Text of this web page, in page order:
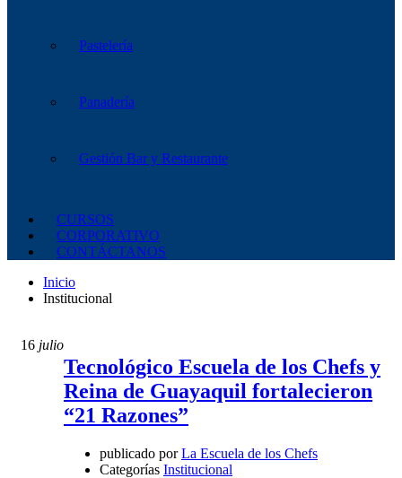
Pastelería
Panadería
Gestión Bar y Restaurante
CURSOS
CORPORATIVO
CONTÁCTANOS
Inicio
Institucional
16 julio
Tecnológico Escuela de los Chefs y
Reina de Guayaquil fortalecieron
“21 Razones”
publicado por La Escuela de los Chefs
Categorías Institucional